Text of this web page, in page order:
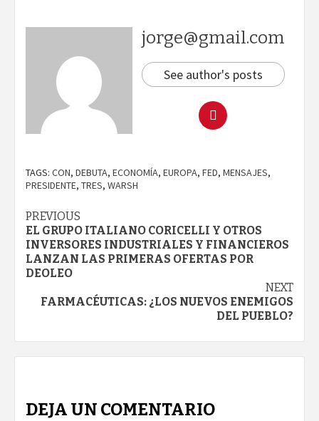
jorge@gmail.com
See author's posts
TAGS: CON, DEBUTA, ECONOMÍA, EUROPA, FED, MENSAJES,
PRESIDENTE, TRES, WARSH
Continue
Reading
PREVIOUS
EL GRUPO ITALIANO CORICELLI Y OTROS
INVERSORES INDUSTRIALES Y FINANCIEROS
LANZAN LAS PRIMERAS OFERTAS POR
DEOLEO
NEXT
FARMACÉUTICAS: ¿LOS NUEVOS ENEMIGOS
DEL PUEBLO?
DEJA UN COMENTARIO